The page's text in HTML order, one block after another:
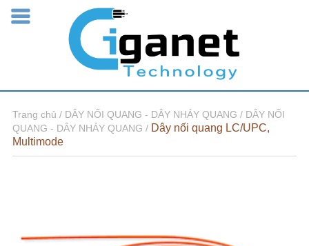
Trang chủ / DÂY NỐI QUANG - DÂY NHẢY QUANG / DÂY NỐI
QUANG - DÂY NHẢY QUANG / Dây nối quang LC/UPC,
Multimode